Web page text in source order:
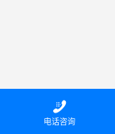

电话咨询